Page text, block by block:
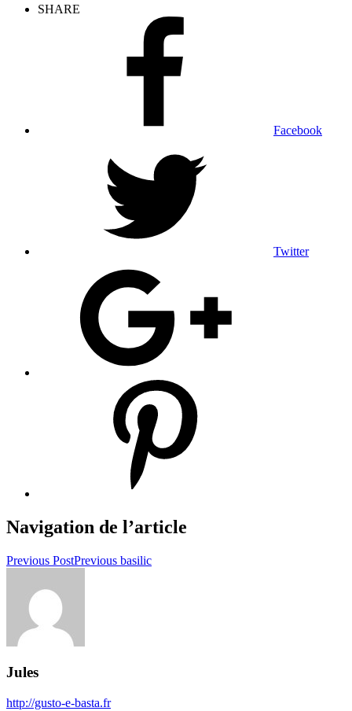
SHARE
Facebook
Twitter
Navigation de l’article
Previous PostPrevious basilic
Jules
http://gusto-e-basta.fr